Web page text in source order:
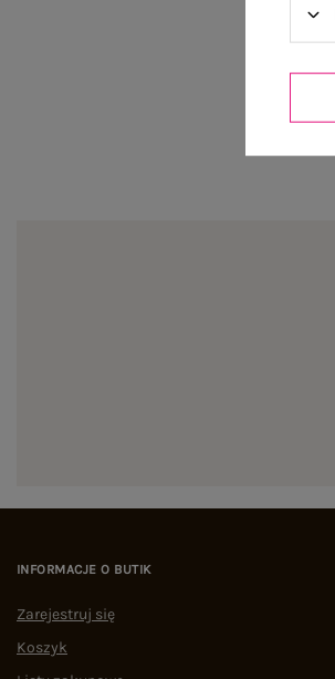
INFORMACJE O BUTIK
Zarejestruj się
Koszyk